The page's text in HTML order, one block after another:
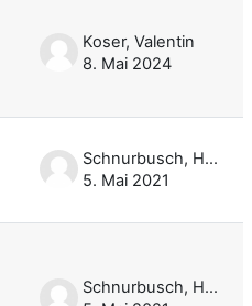
Koser, Valentin
8. Mai 2024
Schnurbusch, Harald
5. Mai 2021
Schnurbusch, Harald